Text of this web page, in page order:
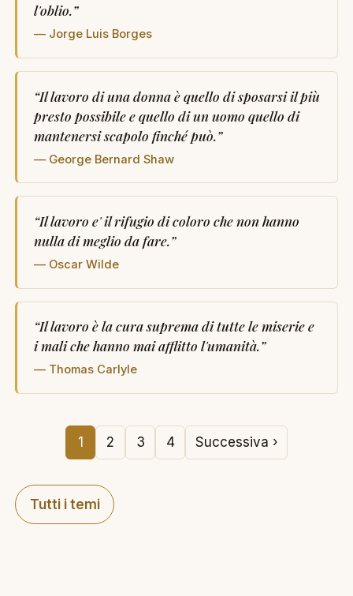
l'oblio.”
— Jorge Luis Borges
“Il lavoro di una donna è quello di sposarsi il più
presto possibile e quello di un uomo quello di
mantenersi scapolo finché può.”
— George Bernard Shaw
“Il lavoro e' il rifugio di coloro che non hanno
nulla di meglio da fare.”
— Oscar Wilde
“Il lavoro è la cura suprema di tutte le miserie e
i mali che hanno mai afflitto l'umanità.”
— Thomas Carlyle
1 2 3 4 Successiva ›
Tutti i temi